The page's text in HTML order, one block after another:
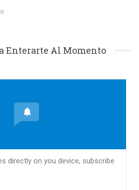
Enterarte Al Momento
directly on you device, subscribe